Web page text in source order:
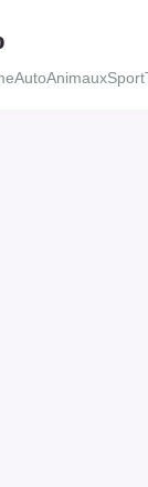
AutoAnimauxSport